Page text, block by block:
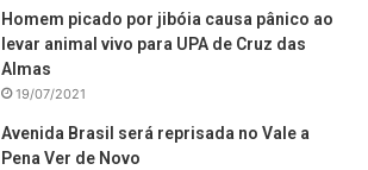
Homem picado por jibóia causa pânico ao
levar animal vivo para UPA de Cruz das
Almas
19/07/2021
Avenida Brasil será reprisada no Vale a
Pena Ver de Novo